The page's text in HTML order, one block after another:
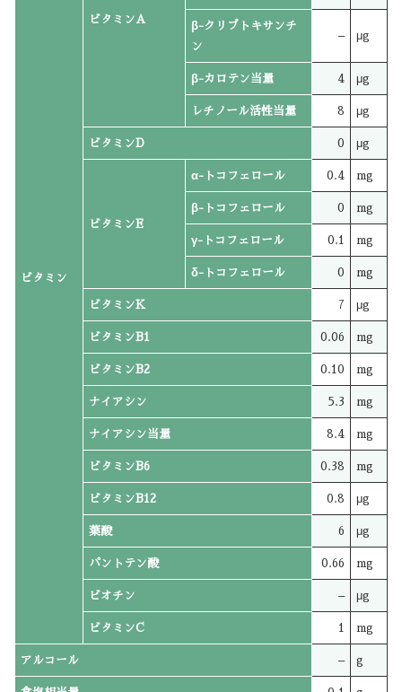
ビタミン
ビタミンA
β-クリプトキサンチ
ン
– μg
β-カロテン当量 4 μg
レチノール活性当量 8 μg
ビタミンD 0 μg
ビタミンE
α-トコフェロール 0.4 mg
β-トコフェロール 0 mg
γ-トコフェロール 0.1 mg
δ-トコフェロール 0 mg
ビタミンK 7 μg
ビタミンB1 0.06 mg
ビタミンB2 0.10 mg
ナイアシン 5.3 mg
ナイアシン当量 8.4 mg
ビタミンB6 0.38 mg
ビタミンB12 0.8 μg
葉酸 6 μg
パントテン酸 0.66 mg
ビオチン – μg
ビタミンC 1 mg
アルコール – g